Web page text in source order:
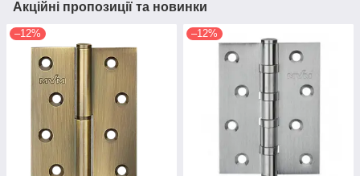
Акційні пропозиції та новинки
–12% –12%